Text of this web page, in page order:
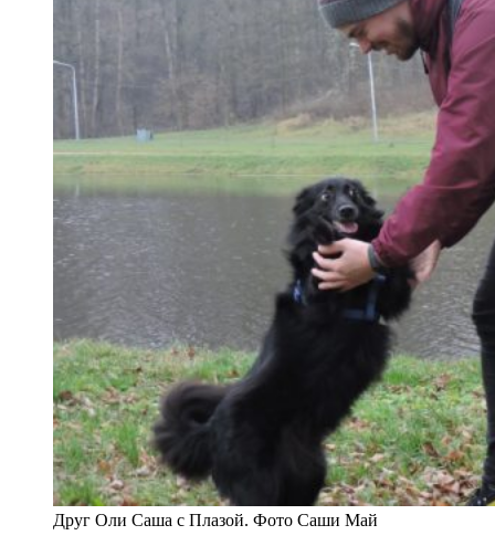
Друг Оли Саша с Плазой. Фото Саши Май